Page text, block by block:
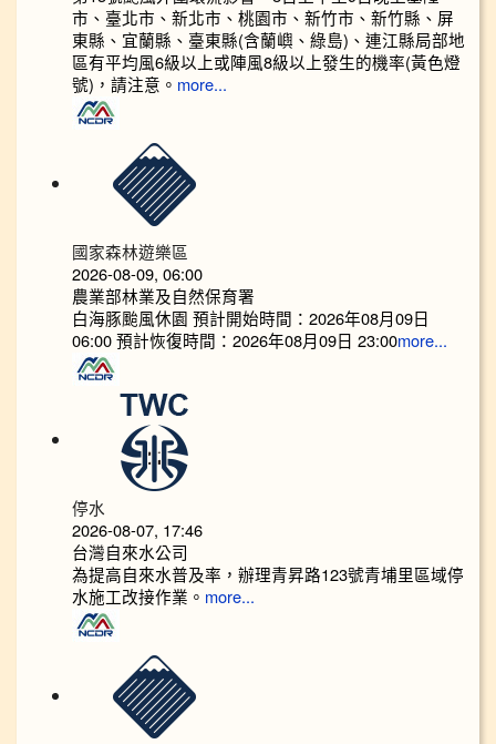
市、臺北市、新北市、桃園市、新竹市、新竹縣、屏
東縣、宜蘭縣、臺東縣(含蘭嶼、綠島)、連江縣局部地
區有平均風6級以上或陣風8級以上發生的機率(黃色燈
號)，請注意。 more...
國家森林遊樂區
2026-08-09, 06:00
農業部林業及自然保育署
白海豚颱風休園 預計開始時間：2026年08月09日
06:00 預計恢復時間：2026年08月09日 23:00more...
停水
2026-08-07, 17:46
台灣自來水公司
為提高自來水普及率，辦理青昇路123號青埔里區域停
水施工改接作業。 more...